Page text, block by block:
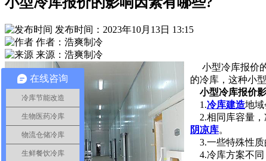
发布时间：2023年10月13日 13:15
作者：浩爽制冷
来源：浩爽制冷
小型冷库报价
的冷库，这种小
小型冷库报价影
1.冷库建造地域
2.相同库容量，
阴凉库。
3.一些特殊性质
4.冷库方案不同
在线咨询
冷库节能改造
生物医药冷库
物流仓储冷库
生鲜餐饮冷库